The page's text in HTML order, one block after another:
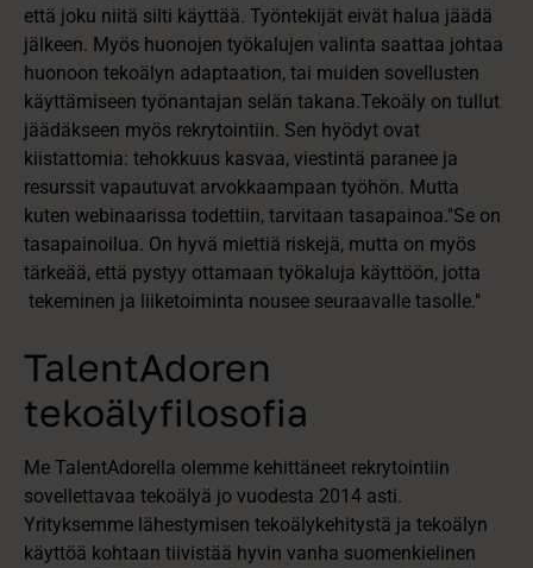
että joku niitä silti käyttää. Työntekijät eivät halua jäädä
jälkeen. Myös huonojen työkalujen valinta saattaa johtaa
huonoon tekoälyn adaptaation, tai muiden sovellusten
käyttämiseen työnantajan selän takana.Tekoäly on tullut
jäädäkseen myös rekrytointiin. Sen hyödyt ovat
kiistattomia: tehokkuus kasvaa, viestintä paranee ja
resurssit vapautuvat arvokkaampaan työhön. Mutta
kuten webinaarissa todettiin, tarvitaan tasapainoa."Se on
tasapainoilua. On hyvä miettiä riskejä, mutta on myös
tärkeää, että pystyy ottamaan työkaluja käyttöön, jotta
tekeminen ja liiketoiminta nousee seuraavalle tasolle."
TalentAdoren
tekoälyfilosofia
Me TalentAdorella olemme kehittäneet rekrytointiin
sovellettavaa tekoälyä jo vuodesta 2014 asti.
Yrityksemme lähestymisen tekoälykehitystä ja tekoälyn
käyttöä kohtaan tiivistää hyvin vanha suomenkielinen